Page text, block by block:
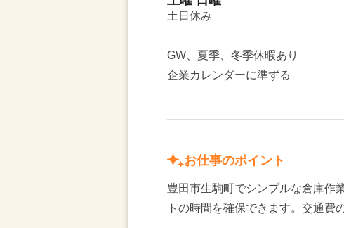
土日休み
GW、夏季、冬季休暇あり
企業カレンダーに準ずる
お仕事のポイント
豊田市生駒町でシンプルな倉庫作
トの時間を確保できます。交通費